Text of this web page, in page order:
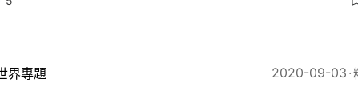
界專題 2020-09-03